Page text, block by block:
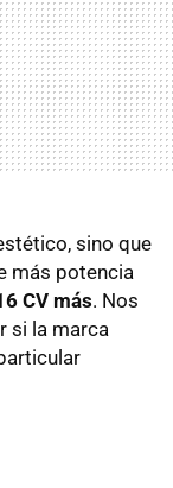
sino que
más potencia
CV más. Nos
si la marca